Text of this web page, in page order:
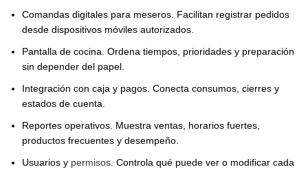
Comandas digitales para meseros. Facilitan registrar pedidos
desde dispositivos móviles autorizados.
Pantalla de cocina. Ordena tiempos, prioridades y preparación
sin depender del papel.
Integración con caja y pagos. Conecta consumos, cierres y
estados de cuenta.
Reportes operativos. Muestra ventas, horarios fuertes,
productos frecuentes y desempeño.
Usuarios y permisos . Controla qué puede ver o modificar cada